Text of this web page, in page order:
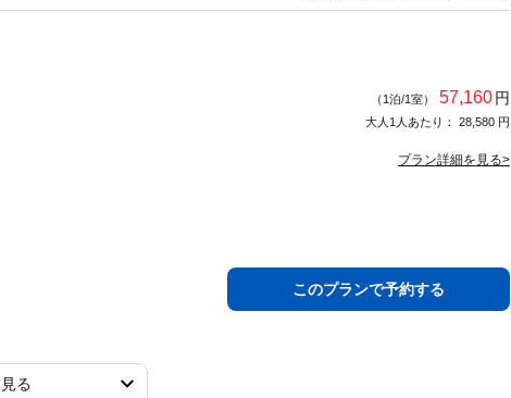
（1泊/1室） 57,160円
大人1人あたり： 28,580 円
プラン詳細を見る>
このプランで予約する
る